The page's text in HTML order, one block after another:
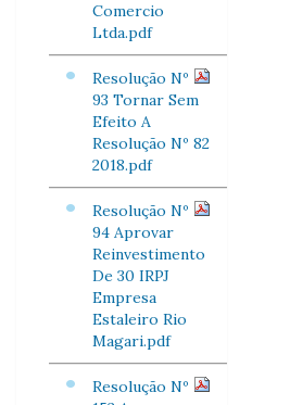
Comercio
Ltda.pdf
Resolução Nº
93 Tornar Sem
Efeito A
Resolução Nº 82
2018.pdf
Resolução Nº
94 Aprovar
Reinvestimento
De 30 IRPJ
Empresa
Estaleiro Rio
Magari.pdf
Resolução Nº